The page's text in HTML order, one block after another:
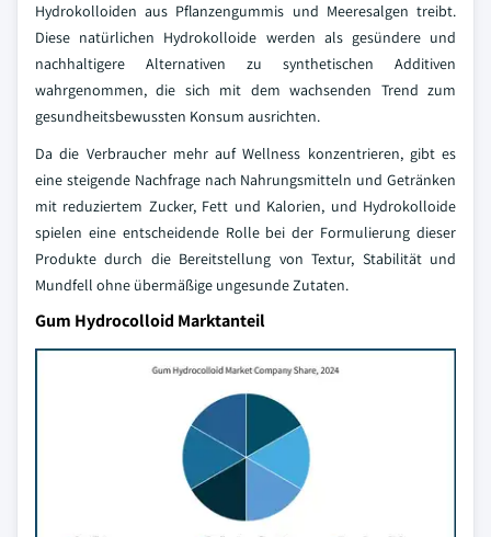
Hydrokolloiden aus Pflanzengummis und Meeresalgen treibt.
Diese natürlichen Hydrokolloide werden als gesündere und
nachhaltigere Alternativen zu synthetischen Additiven
wahrgenommen, die sich mit dem wachsenden Trend zum
gesundheitsbewussten Konsum ausrichten.
Da die Verbraucher mehr auf Wellness konzentrieren, gibt es
eine steigende Nachfrage nach Nahrungsmitteln und Getränken
mit reduziertem Zucker, Fett und Kalorien, und Hydrokolloide
spielen eine entscheidende Rolle bei der Formulierung dieser
Produkte durch die Bereitstellung von Textur, Stabilität und
Mundfell ohne übermäßige ungesunde Zutaten.
Gum Hydrocolloid Marktanteil